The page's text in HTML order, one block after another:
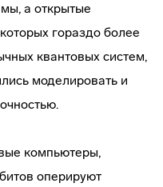
а открытые
гораздо более
квантовых систем,
моделировать и
компьютеры,
оперируют